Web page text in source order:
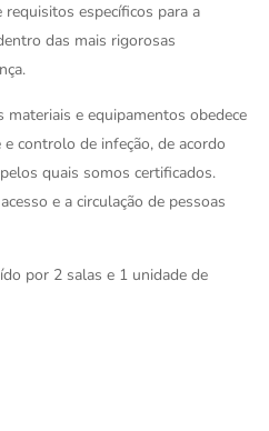
específicos para a
das mais rigorosas
e equipamentos obedece
controlo de infeção, de acordo
quais somos certificados.
e a circulação de pessoas
por 2 salas e 1 unidade de